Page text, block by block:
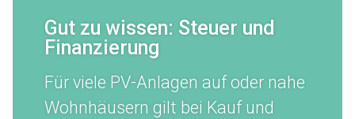
Gut zu wissen: Steuer und
Finanzierung
Für viele PV-Anlagen auf oder nahe
Wohnhäusern gilt bei Kauf und